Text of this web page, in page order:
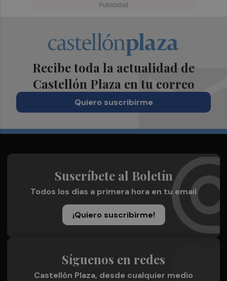
Recibe toda la actualidad de
Castellón Plaza en tu correo
Quiero suscribirme
Suscríbete al Boletín
Todos los días a primera hora en tu email
¡Quiero suscribirme!
Síguenos en redes
Castellón Plaza, desde cualquier medio